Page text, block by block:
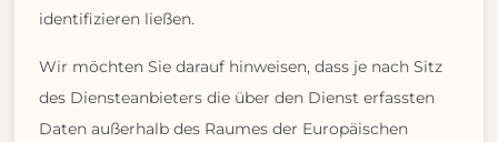
identifizieren ließen.
Wir möchten Sie darauf hinweisen, dass je nach Sitz
des Diensteanbieters die über den Dienst erfassten
Daten außerhalb des Raumes der Europäischen